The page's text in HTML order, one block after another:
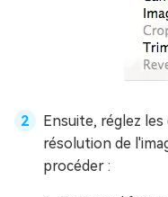
Ensuite, réglez
résolution de
procéder :